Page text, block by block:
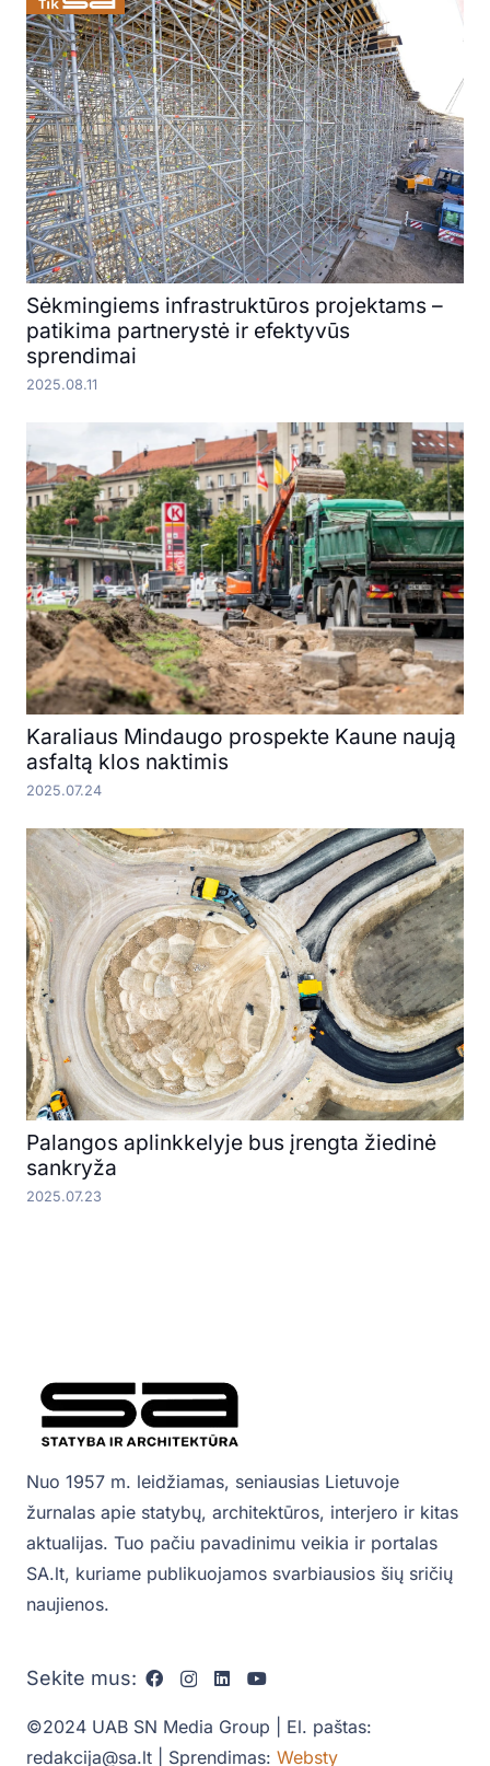
Sėkmingiems infrastruktūros projektams –
patikima partnerystė ir efektyvūs
sprendimai
2025.08.11
Karaliaus Mindaugo prospekte Kaune naują
asfaltą klos naktimis
2025.07.24
Palangos aplinkkelyje bus įrengta žiedinė
sankryža
2025.07.23
Nuo 1957 m. leidžiamas, seniausias Lietuvoje
žurnalas apie statybų, architektūros, interjero ir kitas
aktualijas. Tuo pačiu pavadinimu veikia ir portalas
SA.lt, kuriame publikuojamos svarbiausios šių sričių
naujienos.
Sekite mus:
©2024 UAB SN Media Group | El. paštas:
redakcija@sa.lt | Sprendimas: Websty